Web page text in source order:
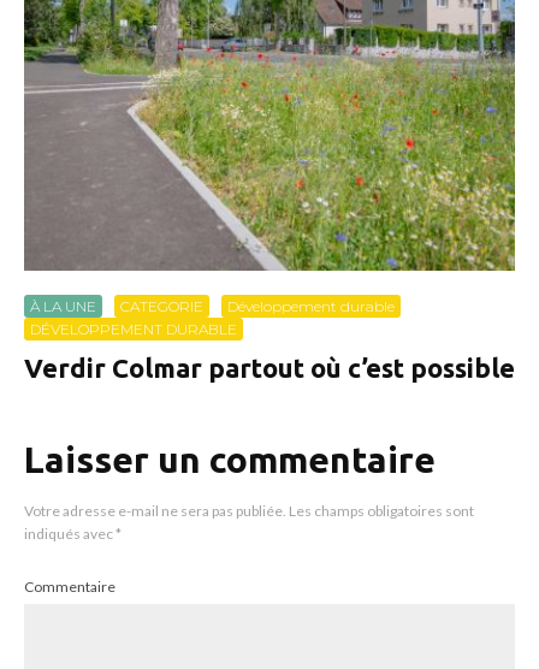
À LA UNE CATEGORIE
Développement durable
DÉVELOPPEMENT DURABLE
Verdir Colmar partout où c’est possible
Laisser un commentaire
Votre adresse e-mail ne sera pas publiée. Les champs obligatoires sont
indiqués avec*
Commentaire